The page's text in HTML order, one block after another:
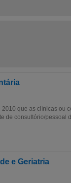
que as clínicas ou
de consultório/pessoal
e Geriatria